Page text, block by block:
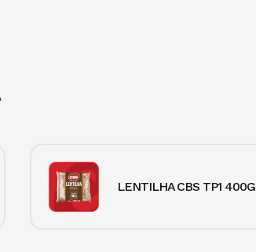
LENTILHA CBS TP1 400G